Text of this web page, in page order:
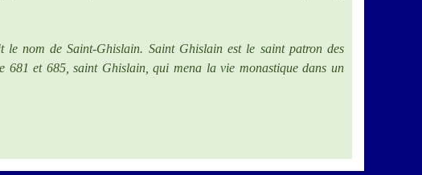
nom de Saint-Ghislain. Saint Ghislain est le saint patron des
681 et 685, saint Ghislain, qui mena la vie monastique dans un